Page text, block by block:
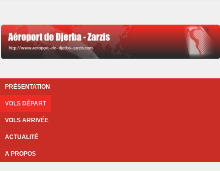
PRÉSENTATION
VOLS DÉPART
VOLS ARRIVÉE
ACTUALITÉ
A PROPOS